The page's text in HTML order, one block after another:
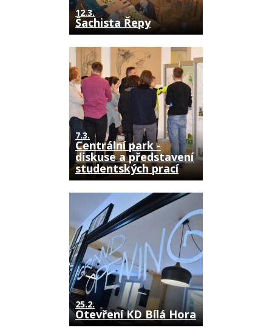
12.3.
Šachista Řepy
7.3.
Centrální park -
diskuse a představení
studentských prací
25.2.
Otevření KD Bílá Hora